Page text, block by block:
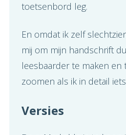
toetsenbord leg.
En omdat ik zelf
mij om mijn handschrift
leesbaarder te maken en
zoomen als ik in detail
Versies